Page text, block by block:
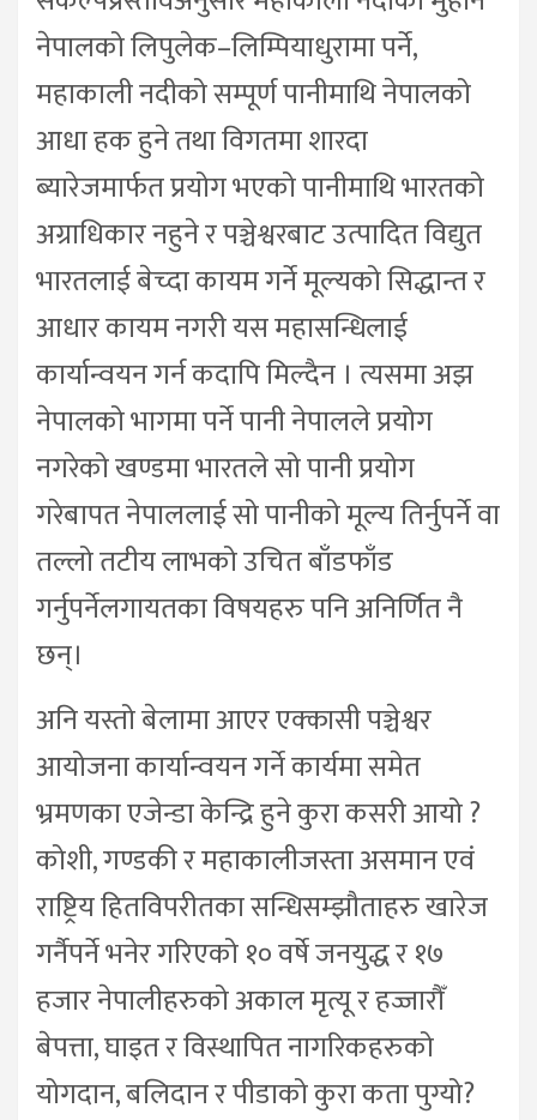
नेपालको लिपुलेक–लिम्पियाधुरामा पर्ने,
महाकाली नदीको सम्पूर्ण पानीमाथि नेपालको
आधा हक हुने तथा विगतमा शारदा
ब्यारेजमार्फत प्रयोग भएको पानीमाथि भारतको
अग्राधिकार नहुने र पञ्चेश्वरबाट उत्पादित विद्युत
भारतलाई बेच्दा कायम गर्ने मूल्यको सिद्धान्त र
आधार कायम नगरी यस महासन्धिलाई
कार्यान्वयन गर्न कदापि मिल्दैन । त्यसमा अझ
नेपालको भागमा पर्ने पानी नेपालले प्रयोग
नगरेको खण्डमा भारतले सो पानी प्रयोग
गरेबापत नेपाललाई सो पानीको मूल्य तिर्नुपर्ने वा
तल्लो तटीय लाभको उचित बाँडफाँड
गर्नुपर्नेलगायतका विषयहरु पनि अनिर्णित नै
छन्।
अनि यस्तो बेलामा आएर एक्कासी पञ्चेश्वर
आयोजना कार्यान्वयन गर्ने कार्यमा समेत
भ्रमणका एजेन्डा केन्द्रि हुने कुरा कसरी आयो ?
कोशी, गण्डकी र महाकालीजस्ता असमान एवं
राष्ट्रिय हितविपरीतका सन्धिसम्झौताहरु खारेज
गर्नैपर्ने भनेर गरिएको १० वर्षे जनयुद्ध र १७
हजार नेपालीहरुको अकाल मृत्यू र हज्जारौँ
बेपत्ता, घाइत र विस्थापित नागरिकहरुको
योगदान, बलिदान र पीडाको कुरा कता पुग्यो?